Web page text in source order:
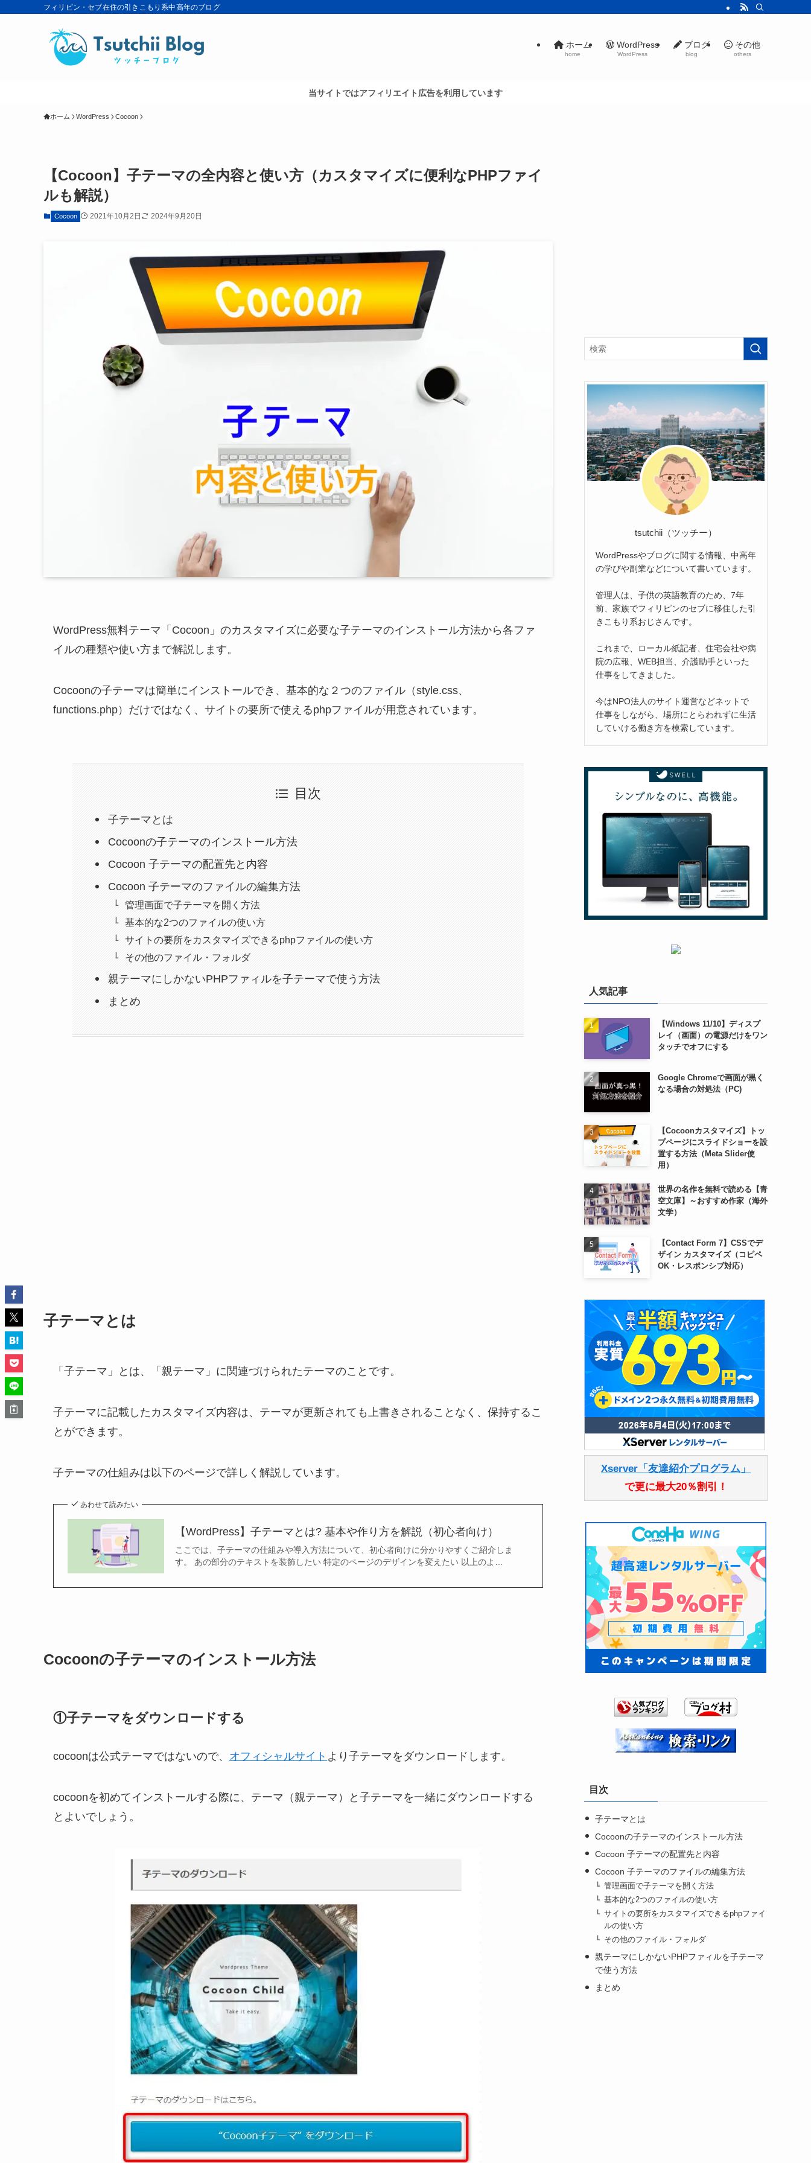
フィリピン・セブ在住の引きこもり系中高年のブログ
ホーム
home
WordPress
WordPress
ブログ
blog
その他
others
当サイトではアフィリエイト広告を利用しています
ホーム WordPress Cocoon
【Cocoon】子テーマの全内容と使い方（カスタマイズに便利なPHPファイ
ルも解説）
Cocoon 2021年10月2日 2024年9月20日
WordPress無料テーマ「Cocoon」のカスタマイズに必要な子テーマのインストール方法から各ファ
イルの種類や使い方まで解説します。
Cocoonの子テーマは簡単にインストールでき、基本的な２つのファイル（style.css、
functions.php）だけではなく、サイトの要所で使えるphpファイルが用意されています。
目次
子テーマとは
Cocoonの子テーマのインストール方法
Cocoon 子テーマの配置先と内容
Cocoon 子テーマのファイルの編集方法
管理画面で子テーマを開く方法
基本的な2つのファイルの使い方
サイトの要所をカスタマイズできるphpファイルの使い方
その他のファイル・フォルダ
親テーマにしかないPHPファィルを子テーマで使う方法
まとめ
子テーマとは
「子テーマ」とは、「親テーマ」に関連づけられたテーマのことです。
子テーマに記載したカスタマイズ内容は、テーマが更新されても上書きされることなく、保持するこ
とができます。
子テーマの仕組みは以下のページで詳しく解説しています。
あわせて読みたい
【WordPress】子テーマとは? 基本や作り方を解説（初心者向け）
ここでは、子テーマの仕組みや導入方法について、初心者向けに分かりやすくご紹介しま
す。 あの部分のテキストを装飾したい 特定のページのデザインを変えたい 以上のよ…
Cocoonの子テーマのインストール方法
①子テーマをダウンロードする
cocoonは公式テーマではないので、 オフィシャルサイト より子テーマをダウンロードします。
cocoonを初めてインストールする際に、テーマ（親テーマ）と子テーマを一緒にダウンロードする
とよいでしょう。
tsutchii（ツッチー）
WordPressやブログに関する情報、中高年
の学びや副業などについて書いています。
管理人は、子供の英語教育のため、7年
前、家族でフィリピンのセブに移住した引
きこもり系おじさんです。
これまで、ローカル紙記者、住宅会社や病
院の広報、WEB担当、介護助手といった
仕事をしてきました。
今はNPO法人のサイト運営などネットで
仕事をしながら、場所にとらわれずに生活
していける働き方を模索しています。
人気記事
【Windows 11/10】ディスプ
レイ（画面）の電源だけをワン
タッチでオフにする
Google Chromeで画面が黒く
なる場合の対処法（PC)
【Cocoonカスタマイズ】トッ
プページにスライドショーを設
置する方法（Meta Slider使
用）
世界の名作を無料で読める【青
空文庫】～おすすめ作家（海外
文学）
【Contact Form 7】CSSでデ
ザイン カスタマイズ（コピペ
OK・レスポンシブ対応）
Xserver「友達紹介プログラム」
で更に最大20％割引！
目次
子テーマとは
Cocoonの子テーマのインストール方法
Cocoon 子テーマの配置先と内容
Cocoon 子テーマのファイルの編集方法
管理画面で子テーマを開く方法
基本的な2つのファイルの使い方
サイトの要所をカスタマイズできるphpファイ
ルの使い方
その他のファイル・フォルダ
親テーマにしかないPHPファィルを子テーマ
で使う方法
まとめ